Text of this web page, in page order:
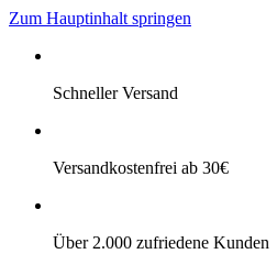
Zum Hauptinhalt springen
Schneller Versand
Versandkostenfrei ab 30€
Über 2.000 zufriedene Kunden